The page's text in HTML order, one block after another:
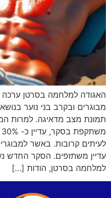
האגודה למלחמה בסרטן
מבוגרים ובקרב בני נוער
תמונת מצב מדאיגה. למרות
עדיין משתזפים. הסקר החדש
למלחמה בסרטן, הודות […]